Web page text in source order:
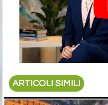
ARTICOLI SIMILI